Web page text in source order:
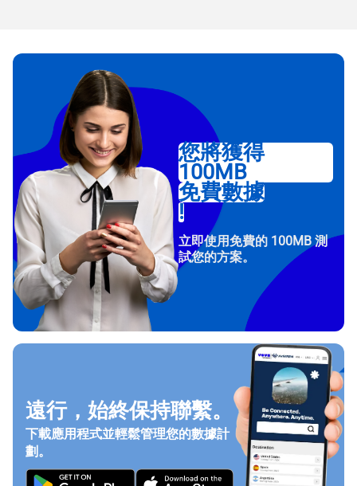
您將獲得
100MB
免費數據
!
立即使用免費的 100MB 測
試您的方案。
遠行，始終保持聯繫。
下載應用程式並輕鬆管理您的數據計
劃。